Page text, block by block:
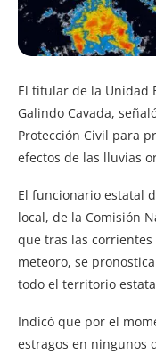
El titular de la Unidad
Galindo Cavada,
Protección Civil para
efectos de las lluvias
El funcionario estatal
local, de la Comisión
que tras las
meteoro, se
todo el territorio
Indicó que por el
estragos en ningunos